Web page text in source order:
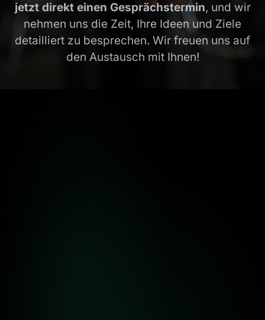
jetzt direkt einen Gesprächstermin, und wir
nehmen uns die Zeit, Ihre Ideen und Ziele
detailliert zu besprechen. Wir freuen uns auf
den Austausch mit Ihnen!